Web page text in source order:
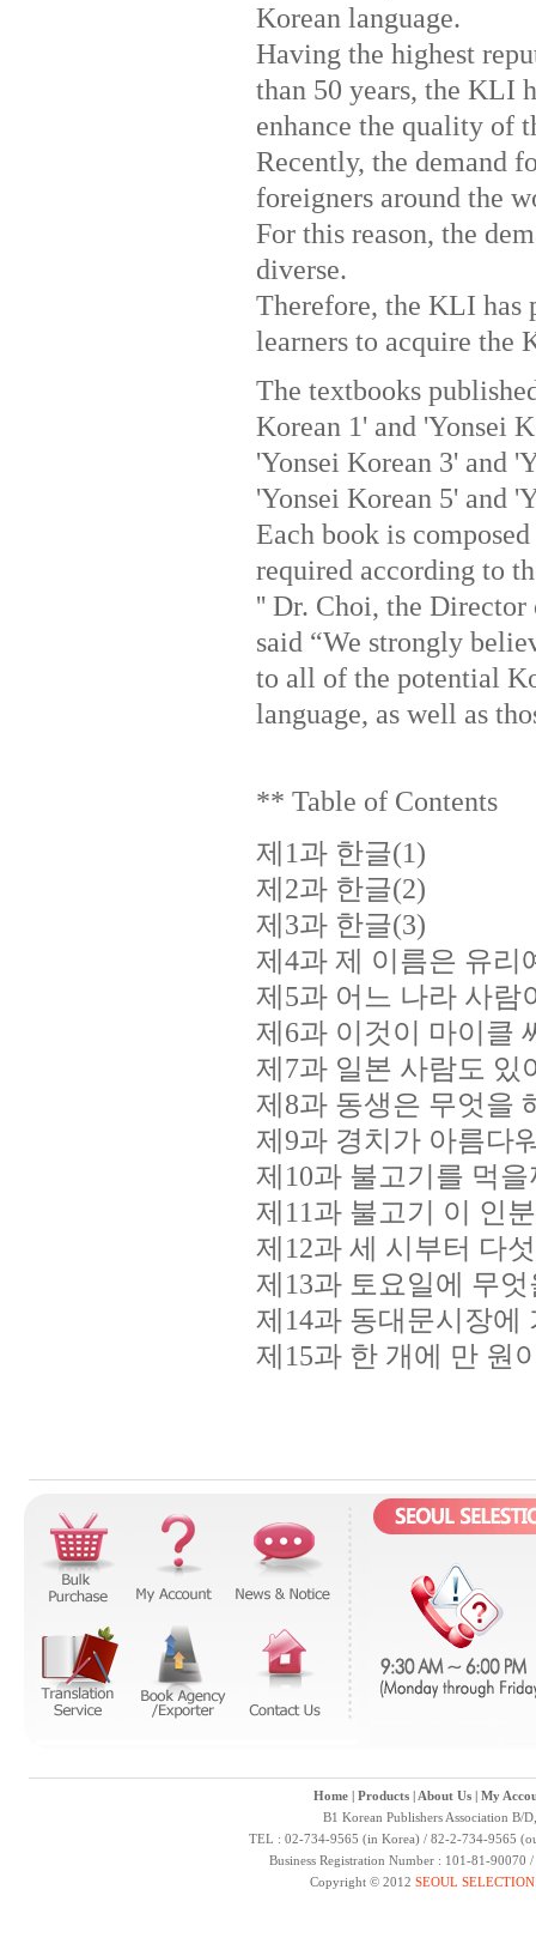
Korean language.
Having the highest
than 50 years, the KLI
enhance the quality of
Recently, the demand
foreigners around the
For this reason, the
diverse.
Therefore, the KLI has
learners to acquire the
The textbooks
Korean 1' and 'Yonsei
'Yonsei Korean 3' and
'Yonsei Korean 5' and
Each book is
required according to
'' Dr. Choi, the Director
said “We strongly
to all of the potential
language, as well as
** Table of Contents
제1과 한글(1)
제2과 한글(2)
제3과 한글(3)
제4과 제 이름은 유리
제5과 어느 나라 사람
제6과 이것이 마이클
제7과 일본 사람도 있
제8과 동생은 무엇을
제9과 경치가 아름다
제10과 불고기를 먹
제11과 불고기 이 인
제12과 세 시부터 다
제13과 토요일에 무
제14과 동대문시장에
제15과 한 개에 만 원
Home| Products| About Us| My
B1 Korean Publishers Association B/
TEL : 02-734-9565 (in Korea) / 82-2-734-9565
Business Registration Number : 101-81-
Copyright © 2012 SEOUL SELECTION